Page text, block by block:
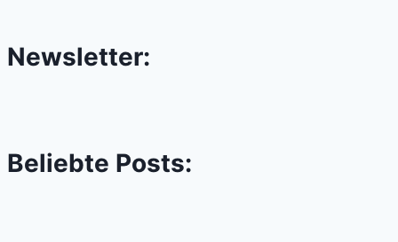
Newsletter:
Beliebte Posts: